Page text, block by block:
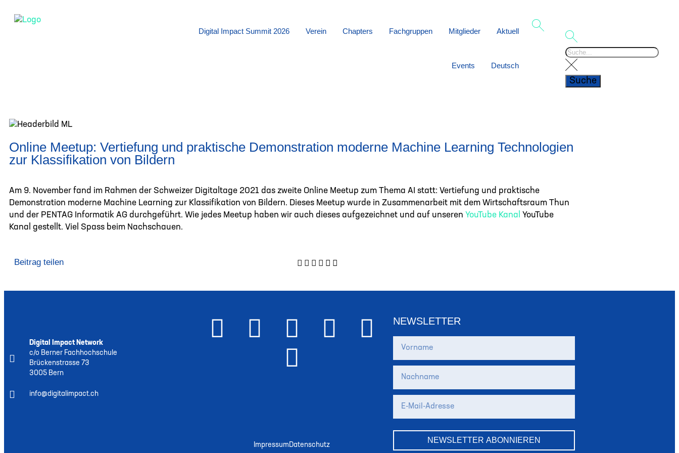
Digital Impact Summit 2026 Verein Chapters Fachgruppen Mitglieder Aktuell
Events Deutsch
Suche
Online Meetup: Vertiefung und praktische Demonstration moderne Machine Learning Technologien
zur Klassifikation von Bildern
Am 9. November fand im Rahmen der Schweizer Digitaltage 2021 das zweite Online Meetup zum Thema AI statt: Vertiefung und praktische
Demonstration moderne Machine Learning zur Klassifikation von Bildern. Dieses Meetup wurde in Zusammenarbeit mit dem Wirtschaftsraum Thun
und der PENTAG Informatik AG durchgeführt. Wie jedes Meetup haben wir auch dieses aufgezeichnet und auf unseren YouTube Kanal YouTube
Kanal gestellt. Viel Spass beim Nachschauen.
Beitrag teilen
Digital Impact Network
c/o Berner Fachhochschule
Brückenstrasse 73
3005 Bern
info@digitalimpact.ch
Impressum Datenschutz
NEWSLETTER
NEWSLETTER ABONNIEREN